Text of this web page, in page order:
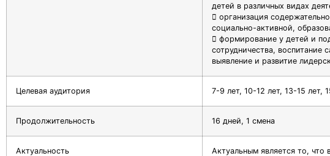
детей в различных видах
 организация
социально-активной,
 формирование у детей и
сотрудничества, воспитание
выявление и развитие
Целевая аудитория 7-9 лет, 10-12 лет, 13-15 лет,
Продолжительность 16 дней, 1 смена
Актуальность
Актуальным является то, что